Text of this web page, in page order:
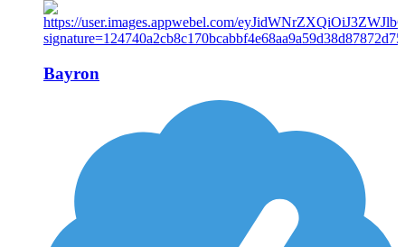
Bayron